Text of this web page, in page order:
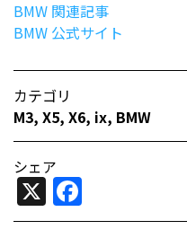
BMW 関連記事
BMW 公式サイト
カテゴリ
M3, X5, X6, ix, BMW
シェア
X